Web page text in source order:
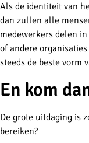
Als de identiteit van
dan zullen alle
medewerkers delen
of andere
steeds de beste vorm
En kom
De grote uitdaging is
bereiken?